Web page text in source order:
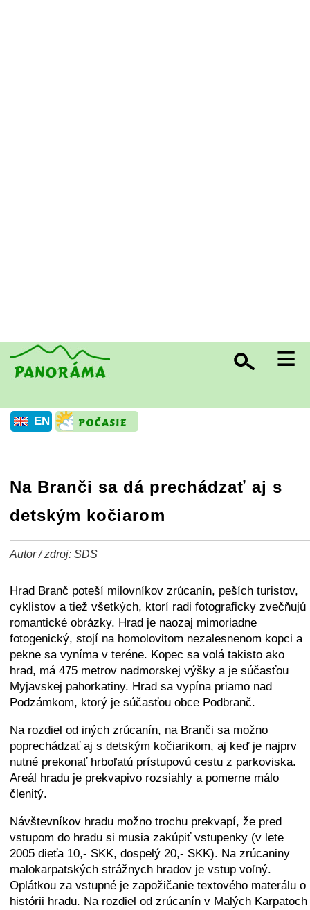
≡
EN
Na Branči sa dá prechádzať aj s
detským kočiarom
Autor / zdroj: SDS
Hrad Branč poteší milovníkov zrúcanín, peších turistov,
cyklistov a tiež všetkých, ktorí radi fotograficky zvečňujú
romantické obrázky. Hrad je naozaj mimoriadne
fotogenický, stojí na homolovitom nezalesnenom kopci a
pekne sa vyníma v teréne. Kopec sa volá takisto ako
hrad, má 475 metrov nadmorskej výšky a je súčasťou
Myjavskej pahorkatiny. Hrad sa vypína priamo nad
Podzámkom, ktorý je súčasťou obce Podbranč.
Na rozdiel od iných zrúcanín, na Branči sa možno
poprechádzať aj s detským kočiarikom, aj keď je najprv
nutné prekonať hrboľatú prístupovú cestu z parkoviska.
Areál hradu je prekvapivo rozsiahly a pomerne málo
členitý.
Návštevníkov hradu možno trochu prekvapí, že pred
vstupom do hradu si musia zakúpiť vstupenky (v lete
2005 dieťa 10,- SKK, dospelý 20,- SKK). Na zrúcaniny
malokarpatských strážnych hradov je vstup voľný.
Oplátkou za vstupné je zapožičanie textového materálu o
histórii hradu. Na rozdiel od zrúcanín v Malých Karpatoch